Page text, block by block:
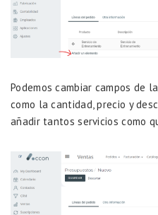
Podemos cambiar campos de
como la cantidad, precio y
añadir tantos servicios como